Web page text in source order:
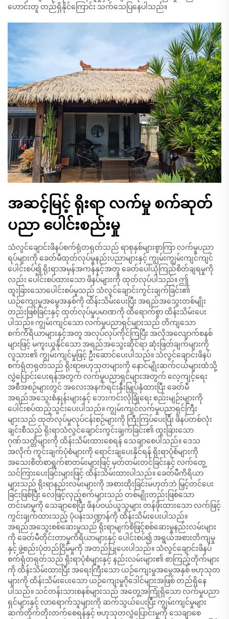
ဟောင်းတူ တည်ရှိနိုင်ကြောင်း သက်သေပြနေပါသည်။
အဆင့်မြင့် ရိုးရာ လက်မှု စက်ဆုတ်
ပညာ ပေါင်းစည်းမှု
သံလွင်ချောင်းဖိနပ်စက်ရုံတရုတ်သည် ရာစုနှစ်များစွာကြာ လက်မှုပညာ
ရပ်များကို ခေတ်မီထုတ်လုပ်မှုနည်းပညာများနှင့် ကျွမ်းကျွမ်းကျင်ကျင်
ပေါင်းစပ်၍ ရိုးရာအမှန်အကန်နှင့်အတူ ခေတ်ပေါ်ယုံကြည်စိတ်ချရမှုကို
လည်း ပေါင်းစပ်ထားသော ဖိနပ်များကို ထုတ်လုပ်ပါသည်။ ဤ
ထူးခြားသောပေါင်းစပ်မှုသည် သံလွင်ချောင်းကွင်းချက်ခြင်း၏
ယဉ်ကျေးမှုအမွေအနှစ်ကို ထိန်းသိမ်းပေးပြီး အရည်အသွေးတစ်မျိုး
တည်းဖြစ်ခြင်းနှင့် ထုတ်လုပ်မှုပမာဏကို ထိရောက်စွာ ထိန်းသိမ်းပေး
ပါသည်။ ကျွမ်းကျင်သော လက်မှုပညာရှင်များသည် တိကျသော
စက်ကိရိယာများနှင့်အတူ အလုပ်လုပ်ကိုင်ကြပြီး အလိုအလျောက်စနစ်
များဖြင့် မကူးယူနိုင်သော အရည်အသွေးဆိုင်ရာ ဆုံးဖြတ်ချက်များကို
လူသား၏ ကျွမ်းကျင်မှုဖြင့် ဦးဆောင်ပေးပါသည်။ သံလွင်ချောင်းဖိနပ်
စက်ရုံတရုတ်သည် ရိုးရာဗဟုသုတများကို နောင်မျိုးဆက်ငယ်များထံသို့
လွှဲပြောင်းပေးရန်အတွက် လက်မှုပညာရှင်များအတွက် လေ့ကျင့်ရေး
အစီအစဉ်များတွင် အလေးအနက်ရင်းနှီးမြှုပ်နှံထားပြီး ခေတ်မီ
အရည်အသွေးစံနှုန်းများနှင့် ဘေးကင်းလုံခြုံရေး စည်းမျဉ်းများကို
ပေါင်းစပ်ထည့်သွင်းပေးပါသည်။ ကျွမ်းကျင်လက်မှုပညာရှင်ကြီး
များသည် ထုတ်လုပ်မှုလုပ်ငန်းစဉ်များကို ကြီးကြပ်ပေးပြီး ဖိနပ်တစ်လုံး
ချင်းစီသည် ရိုးရာသံလွင်ချောင်းကွင်းချက်ခြင်း၏ ထူးခြားသော
ဂုဏ်သတ္တိများကို ထိန်းသိမ်းထားစေရန် သေချာစေပါသည်။ ဒေသ
အလိုက် ကွင်းချက်ပုံစံများကို ရောင်းချပေးနိုင်ရန် ရိုးရာပုံစံများကို
အသေးစိတ်စာရွက်စာတမ်းများဖြင့် မှတ်တမ်းတင်ခြင်းနှင့် လက်တွေ့
သင်ကြားပေးခြင်းများဖြင့် ထိန်းသိမ်းထားပါသည်။ ခေတ်မီကိရိယာ
များသည် ရိုးရာနည်းလမ်းများကို အစားထိုးခြင်းမဟုတ်ဘဲ မြှင့်တင်ပေး
ခြင်းဖြစ်ပြီး လေဖြင့်လှည့်စက်များသည် တစ်မျိုးတည်းဖြစ်သော
တင်းမာမှုကို သေချာစေပြီး ဖိနပ်ဝယ်ယူသူများ တန်ဖိုးထားသော လက်ဖြင့်
ကွင်းချက်ထားသည့် ပုံပန်းသဏ္ဍာန်ကို ထိန်းသိမ်းပေးပါသည်။
အရည်အသွေးစစ်ဆေးမှုသည် ရိုးရာမျက်စိဖြင့်စစ်ဆေးမှုနည်းလမ်းများ
ကို ခေတ်မီတိုင်းတာမှုကိရိယာများနှင့် ပေါင်းစပ်၍ အရွယ်အစားတိကျမှု
နှင့် ဖွဲ့စည်းပုံတည်ငြိမ်မှုကို အတည်ပြုပေးပါသည်။ သံလွင်ချောင်းဖိနပ်
စက်ရုံတရုတ်သည် ရိုးရာပုံစံများနှင့် နည်းလမ်းများ၏ စာကြည့်တိုက်များ
ကို ထိန်းသိမ်းထားပြီး အရေးကြီးသော ယဉ်ကျေးမှုအမွေအနှစ် ဗဟုသုတ
များကို ထိန်းသိမ်းပေးသော ယဉ်ကျေးမှုဂိုဒေါင်များအဖြစ် တည်ရှိနေ
ပါသည်။ သင်တန်းသားစနစ်များသည် အတွေ့အကြုံရှိသော လက်မှုပညာ
ရှင်များနှင့် လာရောက်သူများကို ဆက်သွယ်ပေးပြီး ကျွမ်းကျင်မှုများ
ဆက်တိုက်တိုးတက်စေရန်နှင့် ဗဟုသုတလွှဲပြောင်းမှုကို သေချာစေ